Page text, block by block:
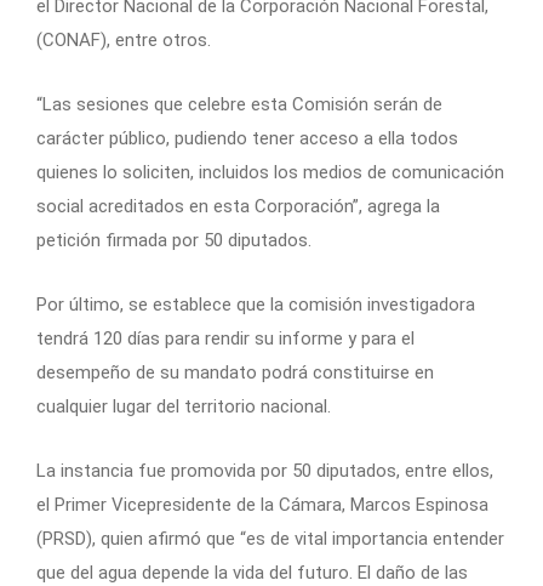
el Director Nacional de la Corporación Nacional Forestal,
(CONAF), entre otros.
“Las sesiones que celebre esta Comisión serán de
carácter público, pudiendo tener acceso a ella todos
quienes lo soliciten, incluidos los medios de comunicación
social acreditados en esta Corporación”, agrega la
petición firmada por 50 diputados.
Por último, se establece que la comisión investigadora
tendrá 120 días para rendir su informe y para el
desempeño de su mandato podrá constituirse en
cualquier lugar del territorio nacional.
La instancia fue promovida por 50 diputados, entre ellos,
el Primer Vicepresidente de la Cámara, Marcos Espinosa
(PRSD), quien afirmó que “es de vital importancia entender
que del agua depende la vida del futuro. El daño de las